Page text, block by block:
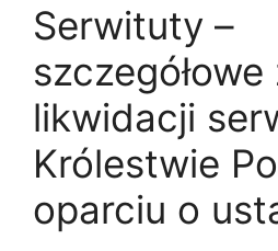
Serwituty –
likwidacji
Królestwie
oparciu o